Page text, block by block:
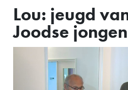
Lou: jeugd
Joodse jongen